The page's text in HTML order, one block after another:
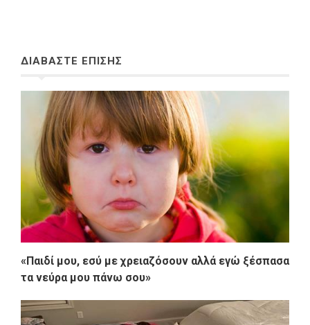
ΔΙΑΒΑΣΤΕ ΕΠΙΣΗΣ
«Παιδί μου, εσύ με χρειαζόσουν αλλά εγώ ξέσπασα
τα νεύρα μου πάνω σου»